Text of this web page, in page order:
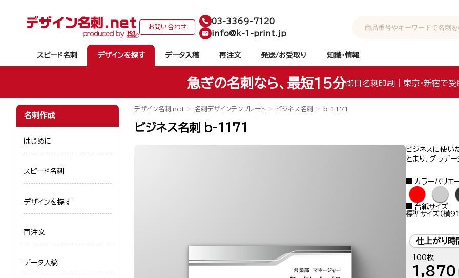
お問い合わせ
03-3369-7120
info@k-1-print.jp
スピード名刺 デザインを探す データ入稿 再注文 発送/お受取り 知識・情報
急ぎの名刺なら、最短15分即日名刺印刷｜東京・新宿で受
デザイン名刺.net 名刺デザインテンプレート ビジネス名刺 b-1171
ビジネス名刺 b-1171
ビジネスに使い
とまり、グラデ
カラーバリエ
● ●
台紙サイズ
標準サイズ（横
仕上がり
100枚
1,870
名刺作成
はじめに
スピード名刺
デザインを探す
再注文
データ入稿